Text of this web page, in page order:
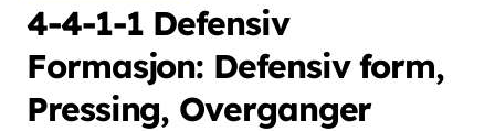
4-4-1-1 Defensiv
Formasjon: Defensiv form,
Pressing, Overganger